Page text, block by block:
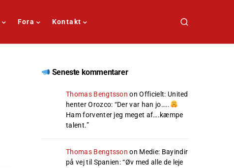
Fora Kontakt
Seneste kommentarer
Thomas Bengtsson onOfficielt: United
henter Orozco: “Der var han jo…..
Ham forventer jeg meget af….kæmpe
talent.”
Thomas Bengtsson on Medie: Bayindir
på vej til Spanien: “Øv med alle de leje